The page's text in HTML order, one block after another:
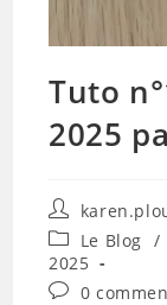
Tuto
2025
Auteur/
de
la
publication :
Post
category:
Le Blog /
2025
0